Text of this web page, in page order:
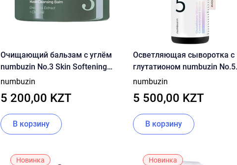
Очищающий бальзам с углём
numbuzin No.3 Skin Softening
Mask Cleansing Balm 85ml
numbuzin
5 200,00 KZT
В корзину
Осветляющая сыворотка с
глутатионом numbuzin No.5
Glutathione Vitamin
numbuzin
5 500,00 KZT
В корзину
Новинка Новинка